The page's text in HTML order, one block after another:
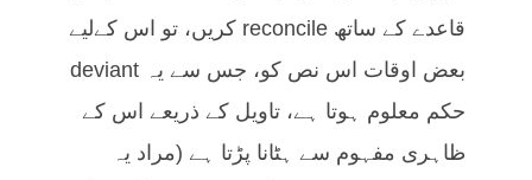
قاعدے کے ساتھ reconcile کریں، تو اس کےلیے
بعض اوقات اس نص کو، جس سے یہ deviant
حکم معلوم ہوتا ہے، تاویل کے ذریعے اس کے
ظاہری مفہوم سے ہٹانا پڑتا ہے (مراد یہ